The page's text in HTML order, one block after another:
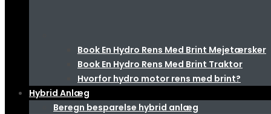
Book En Hydro Rens Med Brint Mejetærsker
Book En Hydro Rens Med Brint Traktor
Hvorfor hydro motor rens med brint?
Hybrid Anlæg
Beregn besparelse hybrid anlæg